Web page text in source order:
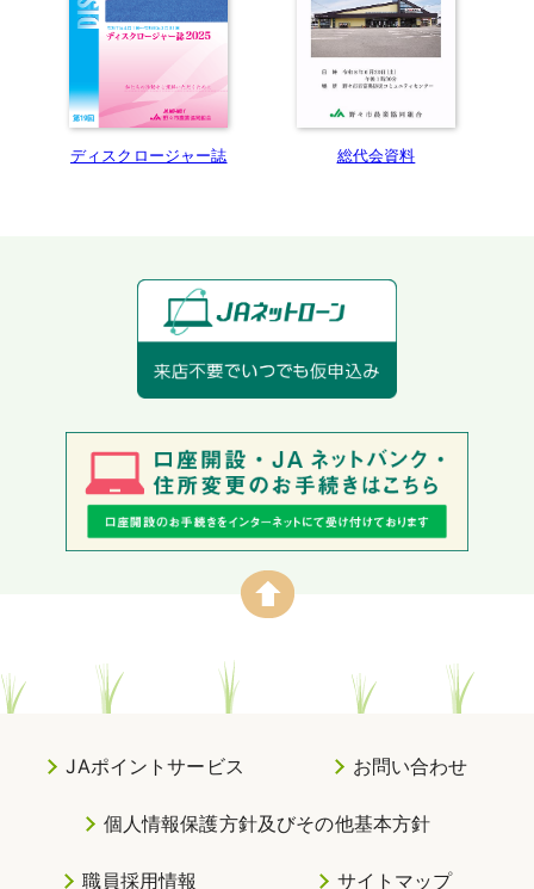
ディスクロージャー誌 総代会資料
JAポイントサービス お問い合わせ
個人情報保護方針及びその他基本方針
職員採用情報 サイトマップ